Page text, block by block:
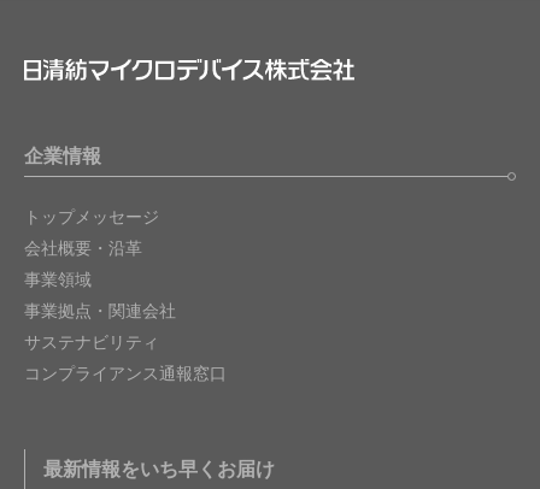
企業情報
トップメッセージ
会社概要・沿革
事業領域
事業拠点・関連会社
サステナビリティ
コンプライアンス通報窓口
最新情報をいち早くお届け